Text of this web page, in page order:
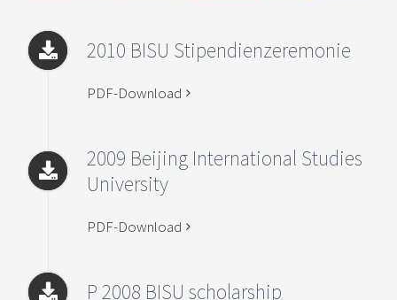
2010 BISU Stipendienzeremonie
PDF-Download
2009 Beijing International Studies
University
PDF-Download
P 2008 BISU scholarship